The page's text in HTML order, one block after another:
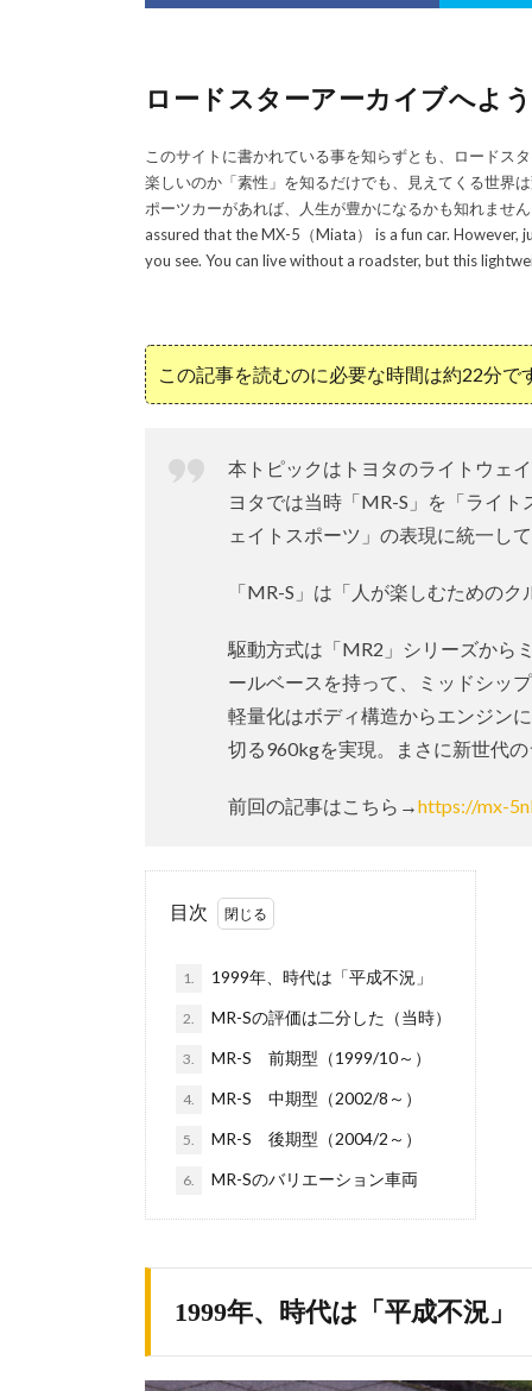
ロードスターアーカイブへよ
このサイトに書かれている事を知らずとも、ロードス
楽しいのか「素性」を知るだけでも、見えてくる世界
ポーツカーがあれば、人生が豊かになるかも知れませ
assured that the MX-5（Miata） is a fun car. However,
you see. You can live without a roadster, but this
この記事を読むのに必要な時間は約22分で
本トピックはトヨタのライトウェ
ヨタでは当時「MR-S」を「ライ
ェイトスポーツ」の表現に統一し
「MR-S」は「人が楽しむための
駆動方式は「MR2」シリーズから
ールベースを持って、ミッドシッ
軽量化はボディ構造からエンジン
切る960kgを実現。まさに新世代
前回の記事はこちら→https://mx-
目次
1. 1999年、時代は「平成不況」
2. MR-Sの評価は二分した（当時）
3. MR-S 前期型（1999/10～）
4. MR-S 中期型（2002/8～）
5. MR-S 後期型（2004/2～）
6. MR-Sのバリエーション車両
1999年、時代は「平成不況」